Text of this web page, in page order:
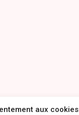
aux cookies